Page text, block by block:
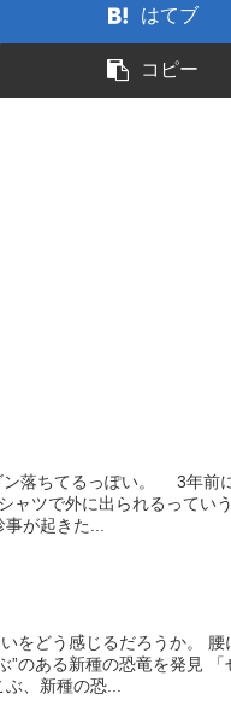
はてブ
コピー
ン落ちてるっぽい。 3年前
ャツで外に出られるってい
が起きた...
をどう感じるだろうか。 腰
のある新種の恐竜を発見 「
、新種の恐...